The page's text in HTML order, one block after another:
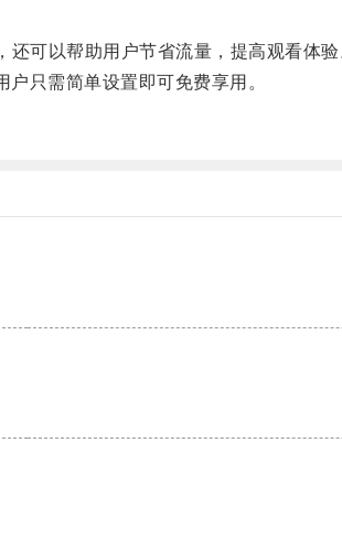
可以帮助用户节省流量，提高观看体验
只需简单设置即可免费享用。